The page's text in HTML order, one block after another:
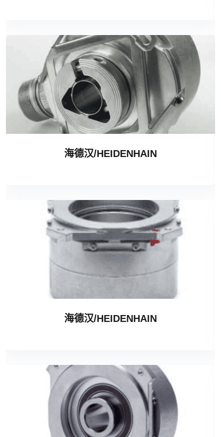
海德汉/HEIDENHAIN
海德汉/HEIDENHAIN